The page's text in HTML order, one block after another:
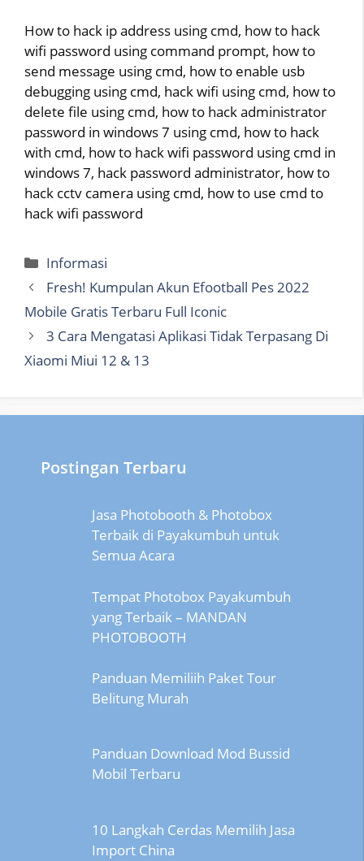
How to hack ip address using cmd, how to hack
wifi password using command prompt, how to
send message using cmd, how to enable usb
debugging using cmd, hack wifi using cmd, how to
delete file using cmd, how to hack administrator
password in windows 7 using cmd, how to hack
with cmd, how to hack wifi password using cmd in
windows 7, hack password administrator, how to
hack cctv camera using cmd, how to use cmd to
hack wifi password
Categories
Informasi
Fresh! Kumpulan Akun Efootball Pes 2022
Mobile Gratis Terbaru Full Iconic
3 Cara Mengatasi Aplikasi Tidak Terpasang Di
Xiaomi Miui 12 & 13
Postingan Terbaru
Jasa Photobooth & Photobox
Terbaik di Payakumbuh untuk
Semua Acara
Tempat Photobox Payakumbuh
yang Terbaik – MANDAN
PHOTOBOOTH
Panduan Memiliih Paket Tour
Belitung Murah
Panduan Download Mod Bussid
Mobil Terbaru
10 Langkah Cerdas Memilih Jasa
Import China